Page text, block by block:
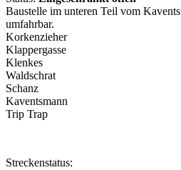
Baustelle im unteren Teil vom
umfahrbar.
Korkenzieher
Klappergasse
Klenkes
Waldschrat
Schanz
Kaventsmann
Trip Trap
Streckenstatus: